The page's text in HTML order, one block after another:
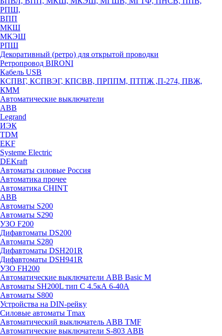
РПШ,
ВПП
МКШ
МКЭШ
РПШ
Декоративный (ретро) для открытой проводки
Ретропровод BIRONI
Кабель USB
КСПВГ, КСПВЭГ, КПСВВ, ПРППМ, ПТПЖ ,П-274, ПВЖ,
КММ
Автоматические выключатели
ABB
Legrand
ИЭК
TDM
EKF
Systeme Electric
DEKraft
Автоматы силовые Россия
Автоматика прочее
Автоматика CHINT
ABB
Автоматы S200
Автоматы S290
УЗО F200
Дифавтоматы DS200
Автоматы S280
Дифавтоматы DSH201R
Дифавтоматы DSH941R
УЗО FH200
Автоматические выключатели ABB Basic M
Автоматы SH200L тип С 4.5кА 6-40А
Автоматы S800
Устройства на DIN-рейку
Силовые автоматы Tmax
Автоматический выключатель ABB TMF
Автоматические выключатели S-803 АВВ